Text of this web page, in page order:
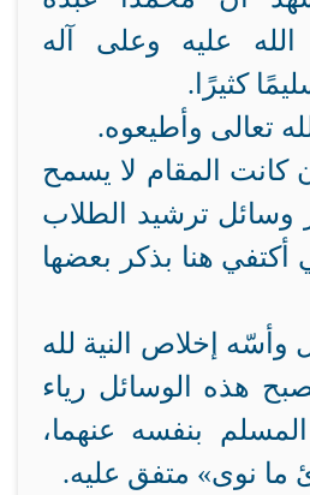
عليه وعلى آله
كثيرًا.
تعالى وأطيعوه.
كانت المقام لا يسمح
وسائل ترشيد الطلاب
أكتفي هنا بذكر بعضها
إخلاص النية لله
هذه الوسائل رياء
بنفسه عنهما،
ما نوى» متفق عليه.